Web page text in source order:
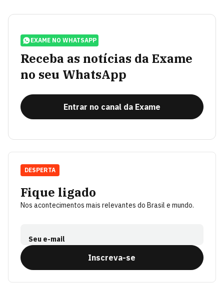
EXAME NO WHATSAPP
Receba as notícias da Exame
no seu WhatsApp
Entrar no canal da Exame
Fique ligado
Nos acontecimentos mais relevantes do Brasil e mundo.
Seu e-mail
Inscreva-se
DESPERTA